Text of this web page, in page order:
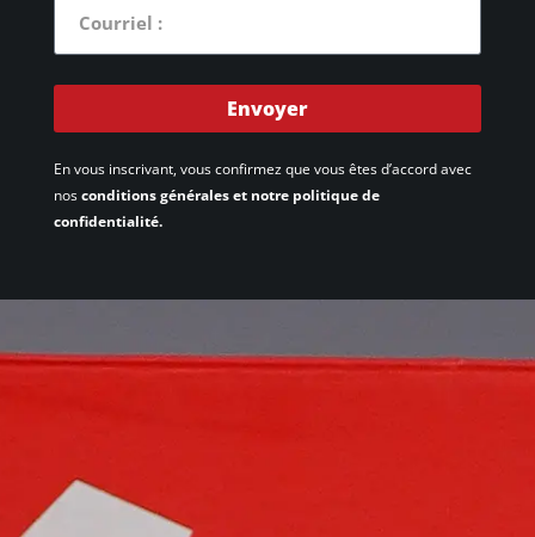
Envoyer
En vous inscrivant, vous confirmez que vous êtes d’accord avec
nosconditions générales et notre politique de
confidentialité.